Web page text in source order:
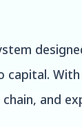
capital.
and